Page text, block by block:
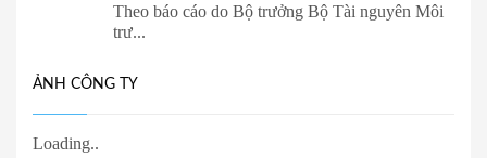
Theo báo cáo do Bộ trưởng Bộ Tài nguyên Môi
trư...
ẢNH CÔNG TY